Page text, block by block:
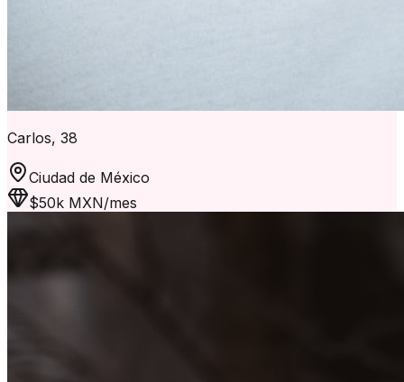
Carlos, 38
Ciudad de México
$50k MXN/mes